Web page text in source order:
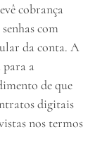
cobrança
com
da conta. A
a
de que
digitais
nos termos